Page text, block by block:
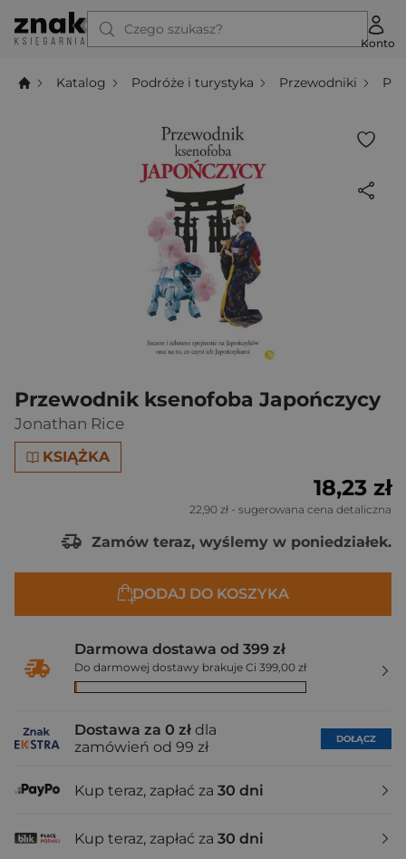
Czego szukasz?
Konto
Katalog Podróże i turystyka Przewodniki
Przewodnik ksenofoba Japończycy
Jonathan Rice
KSIĄŻKA
18,23 zł
22,90 zł - sugerowana cena detaliczna
Zamów teraz, wyślemy w poniedziałek.
DODAJ DO KOSZYKA
Darmowa dostawa od 399 zł
Do darmowej dostawy brakuje Ci 399,00 zł
Dostawa za 0 zł dla
zamówień od 99 zł
DOŁĄCZ
Kup teraz, zapłać za 30 dni
Kup teraz, zapłać za 30 dni